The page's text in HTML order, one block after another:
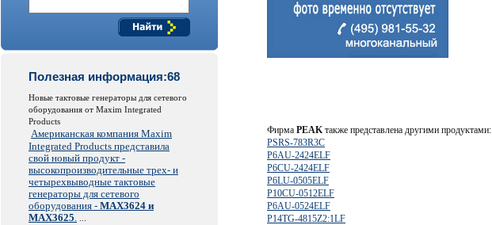
Полезная информация:68
Новые тактовые генераторы для сетевого
оборудования от Maxim Integrated
Products
Американская компания Maxim
Integrated Products представила
свой новый продукт -
высокопроизводительные трех- и
четырехвыводные тактовые
генераторы для сетевого
оборудования - MAX3624 и
MAX3625.
Фирма PEAKтакже представлена другими продуктами:
PSRS-783R3C
P6AU-2424ELF
P6CU-2424ELF
P6LU-0505ELF
P10CU-0512ELF
P6AU-0524ELF
P14TG-4815Z2:1LF